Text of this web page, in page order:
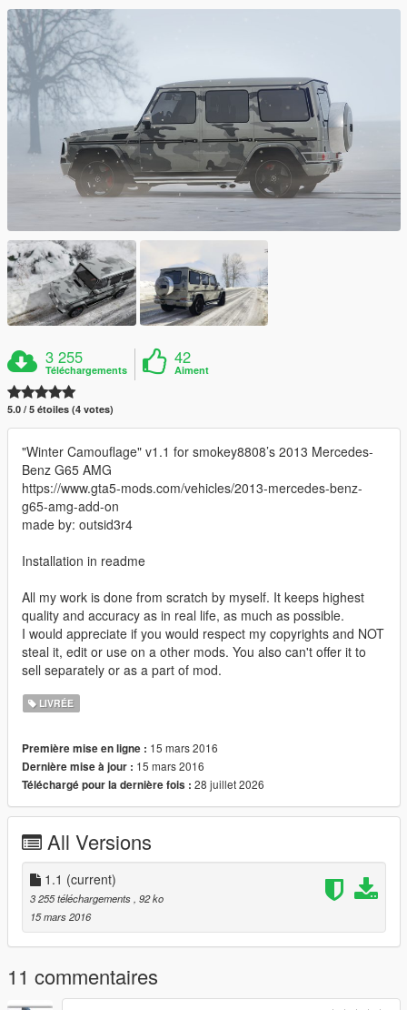
3 255
Téléchargements
42
Aiment
5.0 / 5 étoiles (4 votes)
"Winter Camouflage" v1.1 for smokey8808’s 2013 Mercedes-
Benz G65 AMG
https://www.gta5-mods.com/vehicles/2013-mercedes-benz-
g65-amg-add-on
made by: outsid3r4
Installation in readme
All my work is done from scratch by myself. It keeps highest
quality and accuracy as in real life, as much as possible.
I would appreciate if you would respect my copyrights and NOT
steal it, edit or use on a other mods. You also can't offer it to
sell separately or as a part of mod.
LIVRÉE
Première mise en ligne : 15 mars 2016
Dernière mise à jour : 15 mars 2016
Téléchargé pour la dernière fois : 28 juillet 2026
All Versions
1.1 (current)
3 255 téléchargements , 92 ko
15 mars 2016
11 commentaires